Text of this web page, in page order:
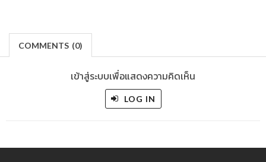
COMMENTS (0)
เข้าสู่ระบบเพื่อแสดงความคิดเห็น
LOG IN